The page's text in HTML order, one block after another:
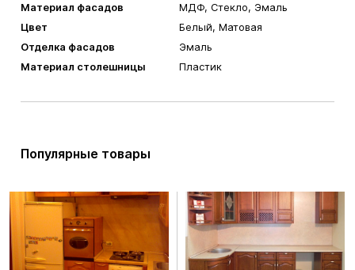
Материал фасадов
МДФ, Стекло, Эмаль
Цвет
Белый, Матовая
Отделка фасадов
Эмаль
Материал столешницы
Пластик
Популярные товары